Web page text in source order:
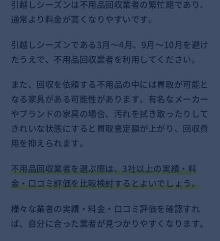
引越しシーズンは不用品回収業者の繁忙期であり、
通常より料金が高くなりやすいです。
引越しシーズンである3月〜4月、9月～10月を避け
たうえで、不用品回収業者を利用してください。
また、回収を依頼する不用品の中には買取が可能と
なる家具がある可能性があります。有名なメーカー
やブランドの家具の場合、汚れを拭き取ったりして
きれいな状態にすると買取査定額が上がり、回収費
用を抑えられます。
不用品回収業者を選ぶ際は、3社以上の実績・料
金・口コミ評価を比較検討するとよいでしょう。
様々な業者の実績・料金・口コミ評価を確認すれ
ば、自分に合った業者が見つかりやすくなります。